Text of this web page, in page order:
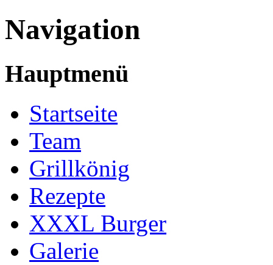
Navigation
Hauptmenü
Startseite
Team
Grillkönig
Rezepte
XXXL Burger
Galerie